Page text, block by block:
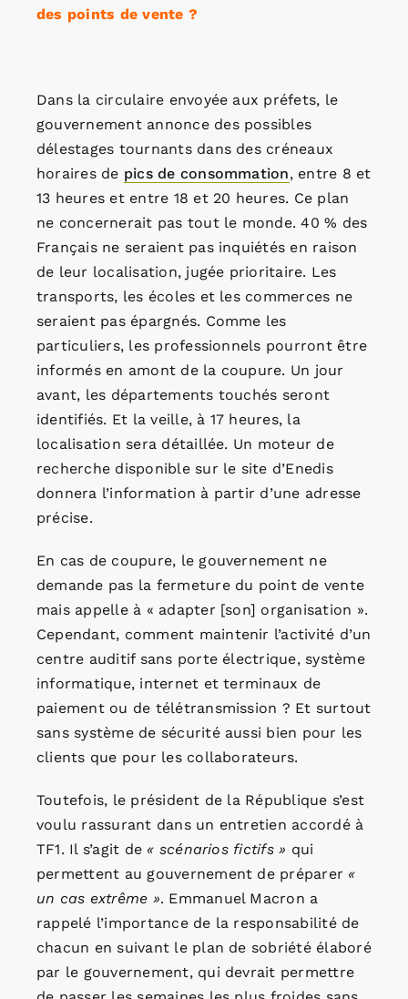
des points de vente ?
Dans la circulaire envoyée aux préfets, le
gouvernement annonce des possibles
délestages tournants dans des créneaux
horaires de pics de consommation, entre 8 et
13 heures et entre 18 et 20 heures. Ce plan
ne concernerait pas tout le monde. 40 % des
Français ne seraient pas inquiétés en raison
de leur localisation, jugée prioritaire. Les
transports, les écoles et les commerces ne
seraient pas épargnés. Comme les
particuliers, les professionnels pourront être
informés en amont de la coupure. Un jour
avant, les départements touchés seront
identifiés. Et la veille, à 17 heures, la
localisation sera détaillée. Un moteur de
recherche disponible sur le site d’Enedis
donnera l’information à partir d’une adresse
précise.
En cas de coupure, le gouvernement ne
demande pas la fermeture du point de vente
mais appelle à « adapter [son] organisation ».
Cependant, comment maintenir l’activité d’un
centre auditif sans porte électrique, système
informatique, internet et terminaux de
paiement ou de télétransmission ? Et surtout
sans système de sécurité aussi bien pour les
clients que pour les collaborateurs.
Toutefois, le président de la République s’est
voulu rassurant dans un entretien accordé à
TF1. Il s’agit de « scénarios fictifs » qui
permettent au gouvernement de préparer «
un cas extrême ». Emmanuel Macron a
rappelé l’importance de la responsabilité de
chacun en suivant le plan de sobriété élaboré
par le gouvernement, qui devrait permettre